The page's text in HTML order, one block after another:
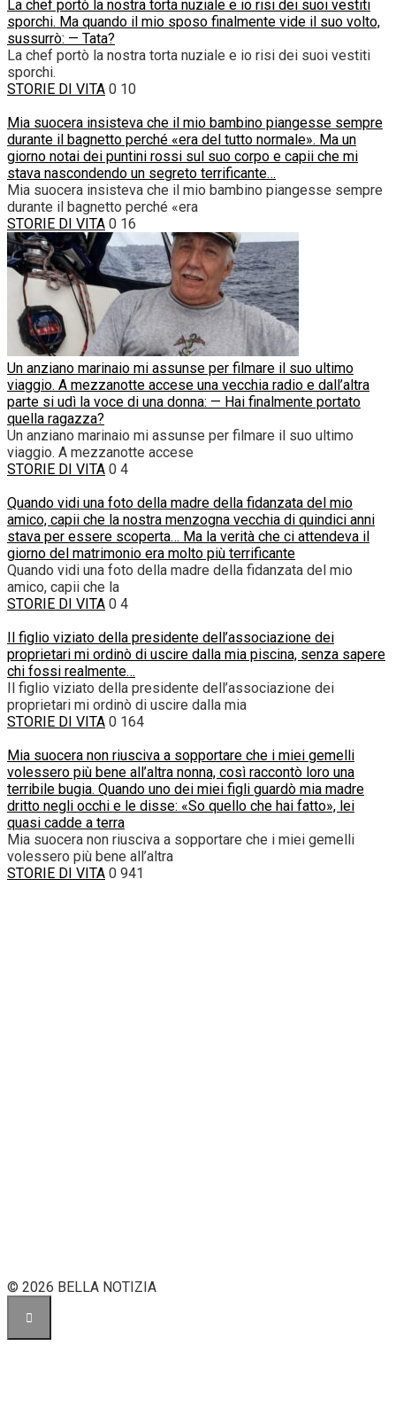
La chef portò la nostra torta nuziale e io risi dei suoi vestiti
sporchi. Ma quando il mio sposo finalmente vide il suo volto,
sussurrò: — Tata?
La chef portò la nostra torta nuziale e io risi dei suoi vestiti
sporchi.
STORIE DI VITA 0 10
Mia suocera insisteva che il mio bambino piangesse sempre
durante il bagnetto perché «era del tutto normale». Ma un
giorno notai dei puntini rossi sul suo corpo e capii che mi
stava nascondendo un segreto terrificante…
Mia suocera insisteva che il mio bambino piangesse sempre
durante il bagnetto perché «era
STORIE DI VITA 0 16
Un anziano marinaio mi assunse per filmare il suo ultimo
viaggio. A mezzanotte accese una vecchia radio e dall’altra
parte si udì la voce di una donna: — Hai finalmente portato
quella ragazza?
Un anziano marinaio mi assunse per filmare il suo ultimo
viaggio. A mezzanotte accese
STORIE DI VITA 0 4
Quando vidi una foto della madre della fidanzata del mio
amico, capii che la nostra menzogna vecchia di quindici anni
stava per essere scoperta… Ma la verità che ci attendeva il
giorno del matrimonio era molto più terrificante
Quando vidi una foto della madre della fidanzata del mio
amico, capii che la
STORIE DI VITA 0 4
Il figlio viziato della presidente dell’associazione dei
proprietari mi ordinò di uscire dalla mia piscina, senza sapere
chi fossi realmente…
Il figlio viziato della presidente dell’associazione dei
proprietari mi ordinò di uscire dalla mia
STORIE DI VITA 0 164
Mia suocera non riusciva a sopportare che i miei gemelli
volessero più bene all’altra nonna, così raccontò loro una
terribile bugia. Quando uno dei miei figli guardò mia madre
dritto negli occhi e le disse: «So quello che hai fatto», lei
quasi cadde a terra
Mia suocera non riusciva a sopportare che i miei gemelli
volessero più bene all’altra
STORIE DI VITA 0 941
© 2026 BELLA NOTIZIA